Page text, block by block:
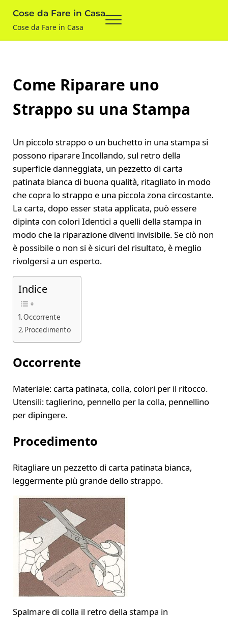
Cose da Fare in Casa
Cose da Fare in Casa Menu
Come Riparare uno
Strappo su una Stampa
Un piccolo strappo o un buchetto in una stampa si
possono riparare Incollando, sul retro della
superficie danneggiata, un pezzetto di carta
patinata bianca di buona qualità, ritagliato in modo
che copra lo strappo e una piccola zona circostante.
La carta, dopo esser stata applicata, può essere
dipinta con colori Identici a quelli della stampa in
modo che la riparazione diventi invisibile. Se ciò non
è possibile o non si è sicuri del risultato, è meglio
rivolgersi a un esperto.
Indice
Occorrente
Procedimento
Occorrente
Materiale: carta patinata, colla, colori per il ritocco.
Utensili: taglierino, pennello per la colla, pennellino
per dipingere.
Procedimento
Ritagliare un pezzetto di carta patinata bianca,
leggermente più grande dello strappo.
Spalmare di colla il retro della stampa in